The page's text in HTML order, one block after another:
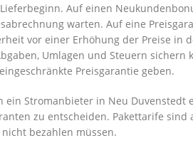
Auf einen
warten. Auf eine
vor einer Erhöhung der Preise in
Umlagen und Steuern
Preisgarantie geben.
ein Stromanbieter in Neu Duvenstedt
zu entscheiden. Pakettarife
bezahlen müssen.